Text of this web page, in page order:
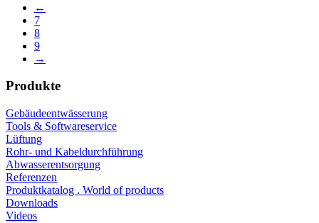
←
7
8
9
→
Produkte
Gebäudeentwässerung
Tools & Softwareservice
Lüftung
Rohr- und Kabeldurchführung
Abwasserentsorgung
Referenzen
Produktkatalog . World of products
Downloads
Videos